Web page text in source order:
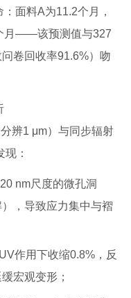
面料A为11.2个月，
月——该预测值与327
卷回收率91.6%）吻
辨1 μm）与同步辐射
：
nm尺度的微孔洞
），导致应力集中与褶
作用下收缩0.8%，反
宏观变形；